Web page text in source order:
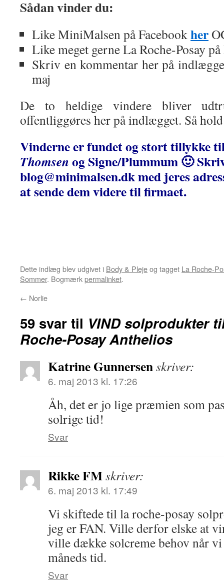
Sådan vinder du:
Like MiniMalsen på Facebookher
Like meget gerne La Roche-Posay
Skriv en kommentar her på
maj
De to heldige vindere bliver
offentliggøres her på indlægget. Så
Vinderne er fundet og stort tillykke
Thomsenog Signe/Plummum 🙂
blog@minimalsen.dk med jeres
at sende dem videre til firmaet.
Dette indlæg blev udgivet i Body & Plejeog tagget La Roche-
Sommer. Bogmærkpermalinket.
← Norlie
59 svar til VIND solprodukter
Roche-Posay Anthelios
Katrine Gunnersenskriver:
6. maj 2013 kl. 17:26
Åh, det er jo lige præmien som
solrige tid!
Svar
Rikke FMskriver:
6. maj 2013 kl. 17:49
Vi skiftede til la roche-posay
jeg er FAN. Ville derfor elske at
ville dække solcreme behov når
måneds tid.
Svar